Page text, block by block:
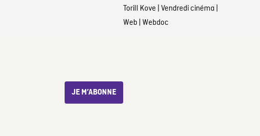
Torill Kove | Vendredi cinéma |
Web | Webdoc
JE M’ABONNE